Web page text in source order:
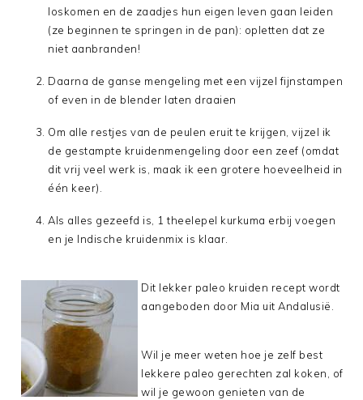
loskomen en de zaadjes hun eigen leven gaan leiden
(ze beginnen te springen in de pan): opletten dat ze
niet aanbranden!
Daarna de ganse mengeling met een vijzel fijnstampen
of even in de blender laten draaien
Om alle restjes van de peulen eruit te krijgen, vijzel ik
de gestampte kruidenmengeling door een zeef (omdat
dit vrij veel werk is, maak ik een grotere hoeveelheid in
één keer).
Als alles gezeefd is, 1 theelepel kurkuma erbij voegen
en je Indische kruidenmix is klaar.
Dit lekker paleo kruiden recept wordt
aangeboden door Mia uit Andalusië.
Wil je meer weten hoe je zelf best
lekkere paleo gerechten zal koken, of
wil je gewoon genieten van de